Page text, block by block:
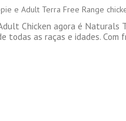
e Adult Terra Free Range
Chicken agora é Naturals
todas as raças e idades. Com